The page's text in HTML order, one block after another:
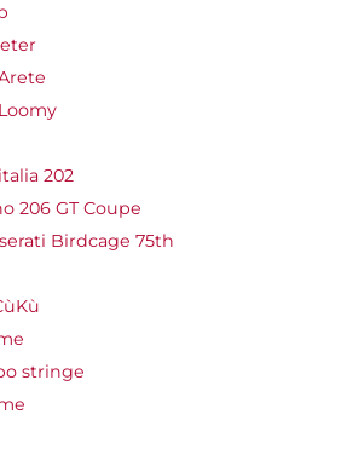
202
206 GT Coupe
Birdcage 75th
stringe